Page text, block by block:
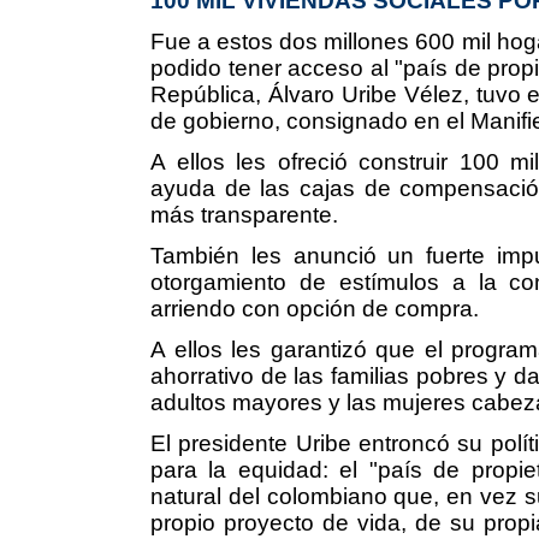
Fue a estos dos millones 600 mil
podido tener acceso al "país de
República, Álvaro Uribe Vélez, tuvo
de gobierno, consignado en el
A ellos les ofreció construir 100
ayuda de las cajas de
más transparente.
También les anunció un fuerte
otorgamiento de estímulos a la
arriendo con opción de compra.
A ellos les garantizó que el
ahorrativo de las familias pobres y
adultos mayores y las mujeres
El presidente Uribe entroncó su
para la equidad: el "país de
natural del colombiano que, en vez
propio proyecto de vida, de su